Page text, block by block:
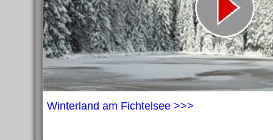
Winterland am Fichtelsee >>>